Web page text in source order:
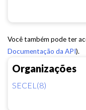
Organizações
SECEL(8)
Você também pode ter
Documentação da API).